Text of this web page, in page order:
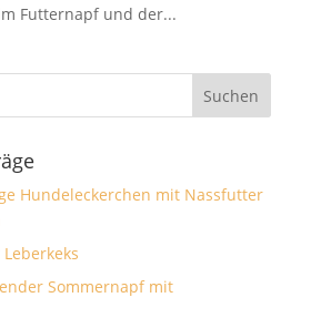
Futternapf und der...
Hundeleckerchen mit Nassfutter
Sommernapf mit